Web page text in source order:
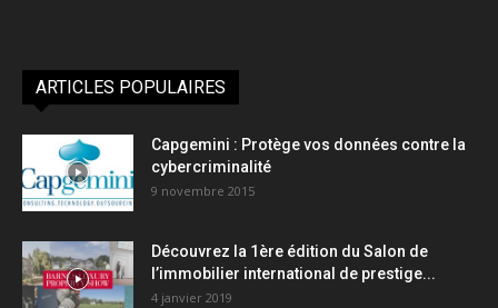
ARTICLES POPULAIRES
Capgemini : Protège vos données contre la
cybercriminalité
9 novembre 2015
Découvrez la 1ère édition du Salon de
l’immobilier international de prestige...
4 janvier 2019